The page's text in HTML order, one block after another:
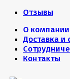
Отзывы
О компании
Доставка и
Контакты